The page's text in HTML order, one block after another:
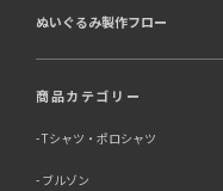
ぬいぐるみ製作フロー
商品カテゴリー
Tシャツ・ポロシャツ
ブルゾン